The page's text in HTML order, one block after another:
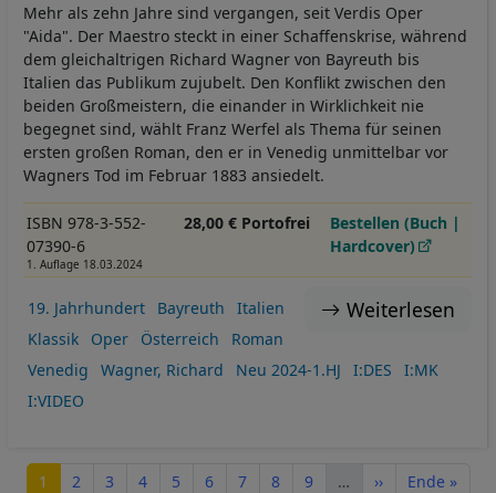
Mehr als zehn Jahre sind vergangen, seit Verdis Oper
"Aida". Der Maestro steckt in einer Schaffenskrise, während
dem gleichaltrigen Richard Wagner von Bayreuth bis
Italien das Publikum zujubelt. Den Konflikt zwischen den
beiden Großmeistern, die einander in Wirklichkeit nie
begegnet sind, wählt Franz Werfel als Thema für seinen
ersten großen Roman, den er in Venedig unmittelbar vor
Wagners Tod im Februar 1883 ansiedelt.
ISBN 978-3-552-
07390-6
1. Auflage 18.03.2024
28,00 € Portofrei
Bestellen (Buch |
Hardcover)
Weiterlesen
19. Jahrhundert Bayreuth
Italien
Klassik
Oper Österreich
Roman
Venedig
Wagner, Richard Neu 2024-1.HJ I:DES
I:MK
I:VIDEO
Seite
1 Seite
2 Seite
3 Seite
4 Seite
5 Seite
6 Seite
7 Seite
8 Seite
9 … Nächste Seite
›› Letzte Seite
Ende »